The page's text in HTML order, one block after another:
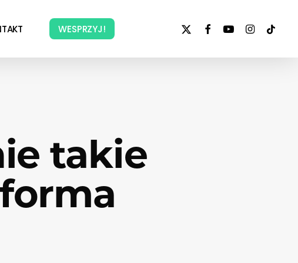
WESPRZYJ!
x-
facebookyoutubeinstagram
tiktok
takie